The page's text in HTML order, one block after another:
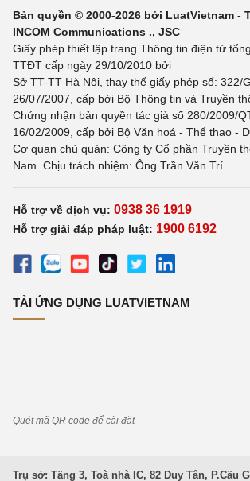
Bản quyền © 2000-2026 bởi LuatVietnam -
INCOM Communications ., JSC
Giấy phép thiết lập trang Thông tin điện tử
TTĐT cấp ngày 29/10/2010 bởi
Sở TT-TT Hà Nội, thay thế giấy phép số: 322/
26/07/2007, cấp bởi Bộ Thông tin và Truyền
Chứng nhận bản quyền tác giả số 280/2009/
16/02/2009, cấp bởi Bộ Văn hoá - Thể thao -
Cơ quan chủ quản: Công ty Cổ phần Truyền
Nam. Chịu trách nhiệm: Ông Trần Văn Trí
Hỗ trợ về dịch vụ: 0938 36 1919
Hỗ trợ giải đáp pháp luật: 1900 6192
TẢI ỨNG DỤNG LUATVIETNAM
Quét mã QR code để cài đặt
Trụ sở: Tầng 3, Toà nhà IC, 82 Duy Tân, P.Cầu